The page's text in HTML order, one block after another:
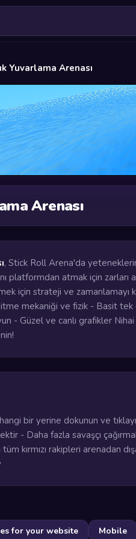
Yuvarlama Arenası
Arenası
, Stick Roll Arena'da
platformdan atmak için zarları
için strateji ve zamanlamayı
mekaniği ve fizik - Basit
- Güzel ve canlı grafikler
bir yerine dokunun ve
- Daha fazla savaşçı
kırmızı rakipleri arenadan
for your website Mobile